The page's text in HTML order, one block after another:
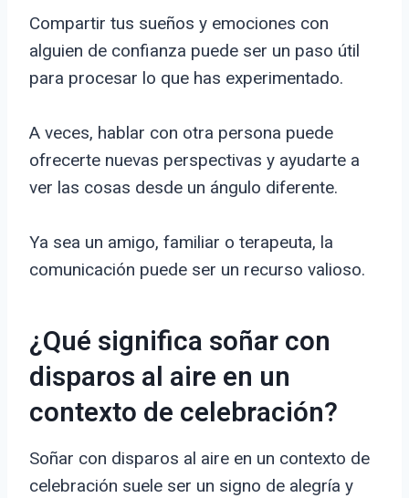
Compartir tus sueños y emociones con
alguien de confianza puede ser un paso útil
para procesar lo que has experimentado.
A veces, hablar con otra persona puede
ofrecerte nuevas perspectivas y ayudarte a
ver las cosas desde un ángulo diferente.
Ya sea un amigo, familiar o terapeuta, la
comunicación puede ser un recurso valioso.
¿Qué significa soñar con
disparos al aire en un
contexto de celebración?
Soñar con disparos al aire en un contexto de
celebración suele ser un signo de alegría y